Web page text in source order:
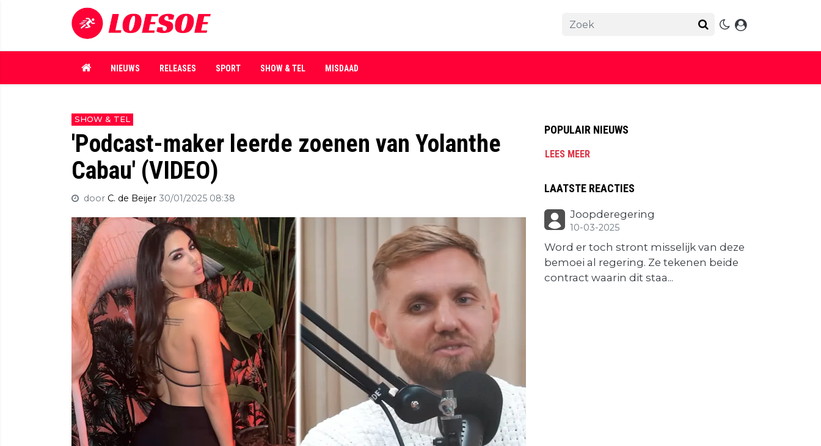
NIEUWS RELEASES SPORT SHOW & TEL MISDAAD
SHOW & TEL
'Podcast-maker leerde zoenen van Yolanthe
Cabau' (VIDEO)
door C. de Beijer 30/01/2025 08:38
POPULAIR NIEUWS
LEES MEER
LAATSTE REACTIES
Joopderegering
10-03-2025
Word er toch stront misselijk van deze
bemoei al regering. Ze tekenen beide
contract waarin dit staa...